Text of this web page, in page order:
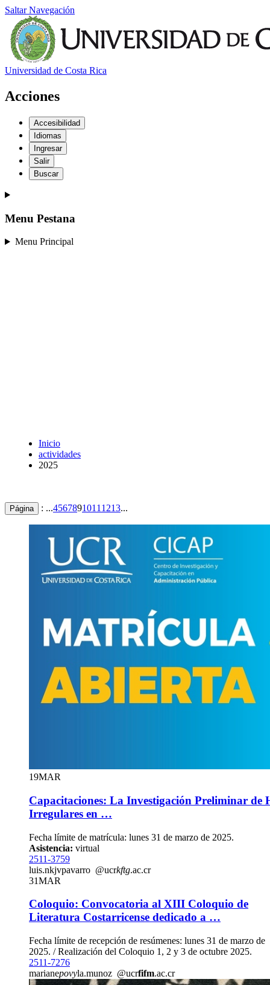
Saltar Navegación
Universidad de Costa Rica
Acciones
Accesibilidad
Idiomas
Ingresar
Salir
Buscar
Menu Pestana
Menu Principal
Inicio
actividades
2025
Página : ...4567891011 1213...
19MAR
Capacitaciones: La Investigación Preliminar de
Irregulares en …
Fecha límite de matrícula: lunes 31 de marzo de 2025.
Asistencia: virtual
2511-3759
luis.nkjvpavarro @ucrkftg.ac.cr
31MAR
Coloquio: Convocatoria al XIII Coloquio de
Literatura Costarricense dedicado a …
Fecha límite de recepción de resúmenes: lunes 31 de marzo de
2025. / Realización del Coloquio 1, 2 y 3 de octubre 2025.
2511-7276
marianepovyla.munoz @ucrfifm.ac.cr